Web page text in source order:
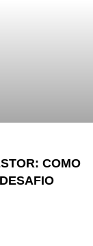
COMO